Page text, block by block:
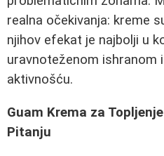
realna očekivanja: kreme
njihov efekat je najbolji u
uravnoteženom ishranom
aktivnošću.
Guam Krema za
Pitanju